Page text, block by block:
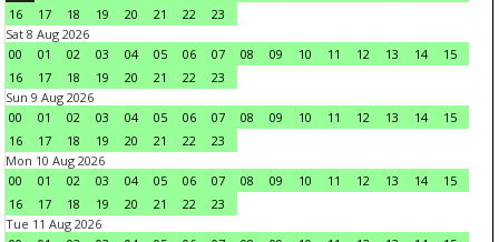
16
17 18 19 20 21 22
23
Sat 8 Aug 2026
00
01 02 03 04 05 06 07 08 09 10 11 12 13 14
15
16
17 18 19 20 21 22
23
Sun 9 Aug 2026
00
01 02 03 04 05 06 07 08 09 10 11 12 13 14
15
16
17 18 19 20 21 22
23
Mon 10 Aug 2026
00
01 02 03 04 05 06 07 08 09 10 11 12 13 14
15
16
17 18 19 20 21 22
23
Tue 11 Aug 2026